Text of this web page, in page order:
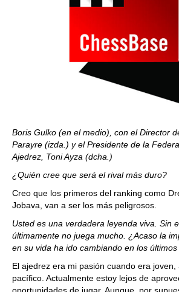
Boris Gulko (en el medio), con el Director
Parayre (izda.) y el Presidente de la
Ajedrez, Toni Ayza (dcha.)
¿Quién cree que será el rival más duro?
Creo que los primeros del ranking como
Jobava, van a ser los más peligrosos.
Usted es una verdadera leyenda viva. Sin
últimamente no juega mucho. ¿Acaso la
en su vida ha ido cambiando en los
El ajedrez era mi pasión cuando era
pacífico. Actualmente estoy lejos de